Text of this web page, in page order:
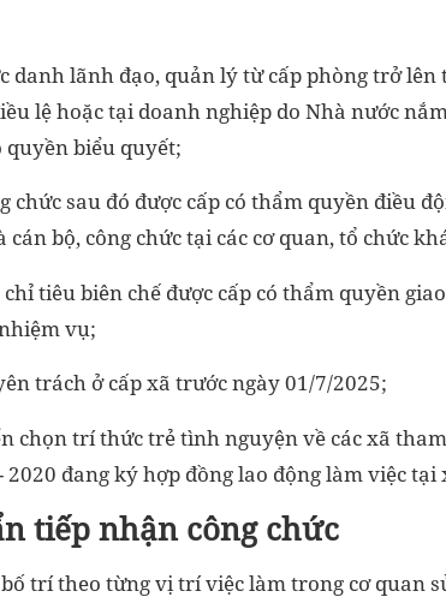
danh lãnh đạo, quản lý từ cấp phòng trở lên
lệ hoặc tại doanh nghiệp do Nhà nước
quyền biểu quyết;
chức sau đó được cấp có thẩm quyền điều
bộ, công chức tại các cơ quan, tổ chức
tiêu biên chế được cấp có thẩm quyền
vụ;
trách ở cấp xã trước ngày 01/7/2025;
chọn trí thức trẻ tình nguyện về các xã
đang ký hợp đồng lao động làm việc tại
tiếp nhận công chức
trí theo từng vị trí việc làm trong cơ quan